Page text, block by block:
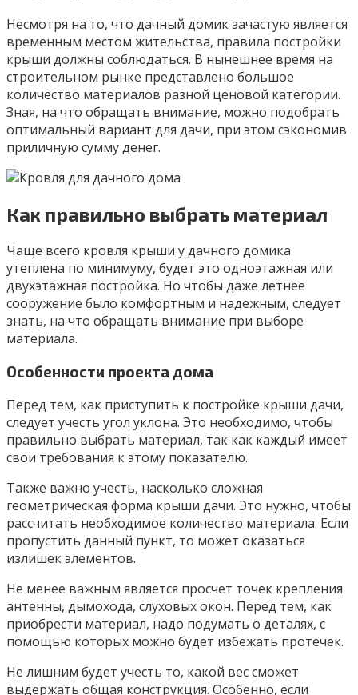
Несмотря на то, что дачный домик зачастую является
временным местом жительства, правила постройки
крыши должны соблюдаться. В нынешнее время на
строительном рынке представлено большое
количество материалов разной ценовой категории.
Зная, на что обращать внимание, можно подобрать
оптимальный вариант для дачи, при этом сэкономив
приличную сумму денег.
Как правильно выбрать материал
Чаще всего кровля крыши у дачного домика
утеплена по минимуму, будет это одноэтажная или
двухэтажная постройка. Но чтобы даже летнее
сооружение было комфортным и надежным, следует
знать, на что обращать внимание при выборе
материала.
Особенности проекта дома
Перед тем, как приступить к постройке крыши дачи,
следует учесть угол уклона. Это необходимо, чтобы
правильно выбрать материал, так как каждый имеет
свои требования к этому показателю.
Также важно учесть, насколько сложная
геометрическая форма крыши дачи. Это нужно, чтобы
рассчитать необходимое количество материала. Если
пропустить данный пункт, то может оказаться
излишек элементов.
Не менее важным является просчет точек крепления
антенны, дымохода, слуховых окон. Перед тем, как
приобрести материал, надо подумать о деталях, с
помощью которых можно будет избежать протечек.
Не лишним будет учесть то, какой вес сможет
выдержать общая конструкция. Особенно, если